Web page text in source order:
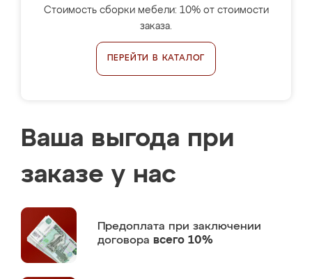
Стоимость сборки мебели: 10% от стоимости
заказа.
ПЕРЕЙТИ В КАТАЛОГ
Ваша выгода при
заказе у нас
Предоплата при заключении
договора всего 10%